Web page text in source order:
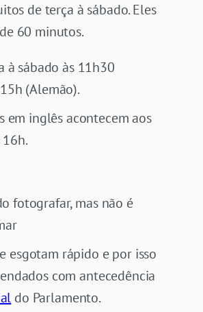
de terça à sábado. Eles
60 minutos.
à sábado às 11h30
(Alemão).
em inglês acontecem aos
16h.
fotografar, mas não é
esgotam rápido e por isso
com antecedência
do Parlamento.